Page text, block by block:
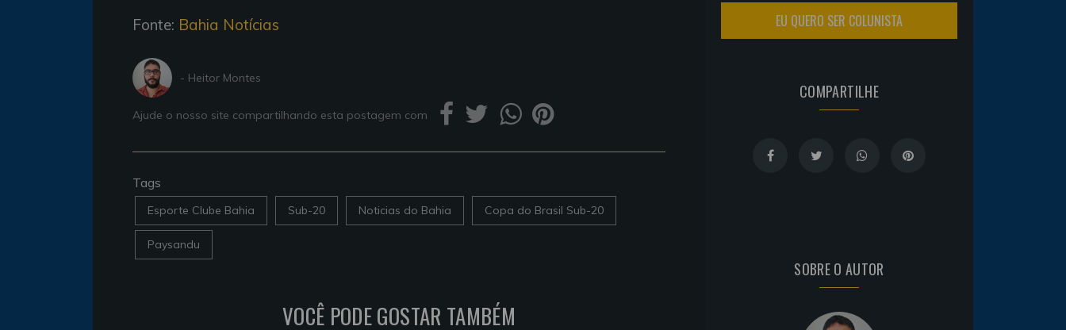
Fonte: Bahia Notícias
- Heitor Montes
Ajude o nosso site compartilhando esta postagem com
Tags
Esporte Clube Bahia Sub-20 Noticias do Bahia Copa do Brasil Sub-20
Paysandu
VOCÊ PODE GOSTAR TAMBÉM
EU QUERO SER COLUNISTA
COMPARTILHE
SOBRE O AUTOR